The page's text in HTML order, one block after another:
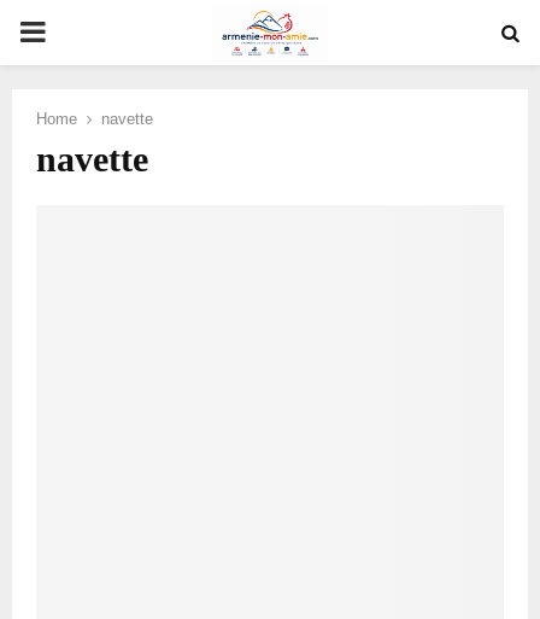
PRIMARY
Home navette
navette